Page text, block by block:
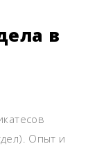
в
Опыт и